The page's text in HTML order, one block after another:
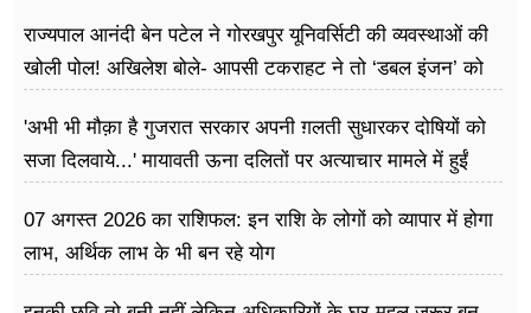
राज्यपाल आनंदी बेन पटेल ने गोरखपुर यूनिवर्सिटी की व्यवस्थाओं की
खोली पोल! अखिलेश बोले- आपसी टकराहट ने तो ‘डबल इंजन’ को
'अभी भी मौक़ा है गुजरात सरकार अपनी ग़लती सुधारकर दोषियों को
सजा दिलवाये...' मायावती ऊना दलितों पर अत्याचार मामले में हुईं
07 अगस्त 2026 का राशिफल: इन राशि के लोगों को व्यापार में होगा
लाभ, अर्थिक लाभ के भी बन रहे योग